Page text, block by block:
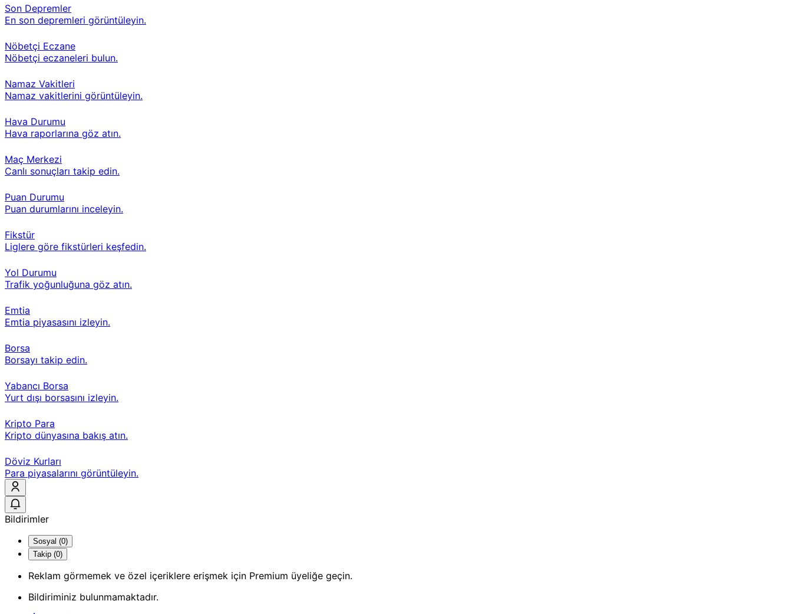
Son Depremler
En son depremleri görüntüleyin.
Nöbetçi Eczane
Nöbetçi eczaneleri bulun.
Namaz Vakitleri
Namaz vakitlerini görüntüleyin.
Hava Durumu
Hava raporlarına göz atın.
Maç Merkezi
Canlı sonuçları takip edin.
Puan Durumu
Puan durumlarını inceleyin.
Fikstür
Liglere göre fikstürleri keşfedin.
Yol Durumu
Trafik yoğunluğuna göz atın.
Emtia
Emtia piyasasını izleyin.
Borsa
Borsayı takip edin.
Yabancı Borsa
Yurt dışı borsasını izleyin.
Kripto Para
Kripto dünyasına bakış atın.
Döviz Kurları
Para piyasalarını görüntüleyin.
Bildirimler
Sosyal (0)
Takip (0)
Reklam görmemek ve özel içeriklere erişmek için Premium üyeliğe geçin.
Bildiriminiz bulunmamaktadır.